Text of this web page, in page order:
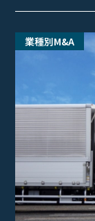
業種別M&A